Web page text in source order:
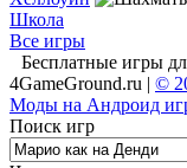
Школа
Все игры
Бесплатные игры
4GameGround.ru | ©
Моды на Андроид
Поиск игр